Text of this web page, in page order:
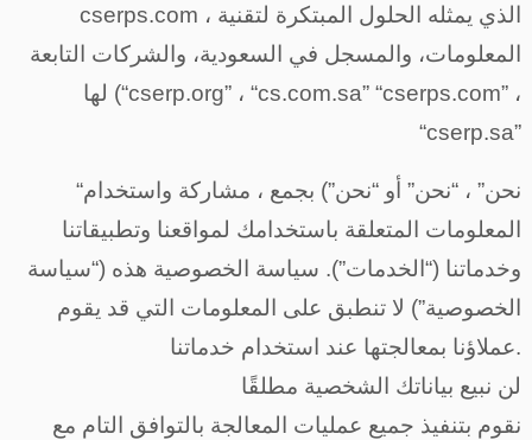
cserps.com ، الذي يمثله الحلول المبتكرة لتقنية
المعلومات، والمسجل في السعودية، والشركات التابعة
لها (“cserp.org” ، “cs.com.sa” “cserps.com” ،
“cserp.sa”
“نحن” ، “نحن” أو “نحن”) بجمع ، مشاركة واستخدام
المعلومات المتعلقة باستخدامك لمواقعنا وتطبيقاتنا
وخدماتنا (“الخدمات”). سياسة الخصوصية هذه (“سياسة
الخصوصية”) لا تنطبق على المعلومات التي قد يقوم
عملاؤنا بمعالجتها عند استخدام خدماتنا.
لن نبيع بياناتك الشخصية مطلقًا
نقوم بتنفيذ جميع عمليات المعالجة بالتوافق التام مع